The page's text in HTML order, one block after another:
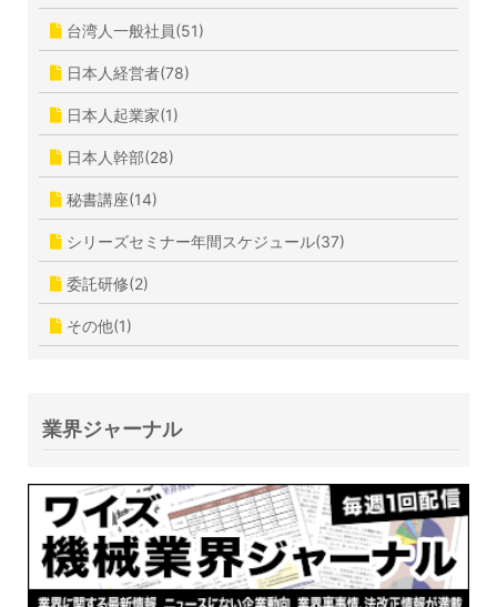
台湾人一般社員(51)
日本人経営者(78)
日本人起業家(1)
日本人幹部(28)
秘書講座(14)
シリーズセミナー年間スケジュール(37)
委託研修(2)
その他(1)
業界ジャーナル